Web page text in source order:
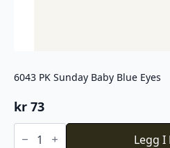
6043 PK Sunday Baby Blue Eyes
kr 73
6043
PK Legg